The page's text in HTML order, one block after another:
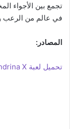
تجمع بين الأجواء
في عالم من الرعب
المصادر:
تحميل لعبة Slendrina X – دايركت اب